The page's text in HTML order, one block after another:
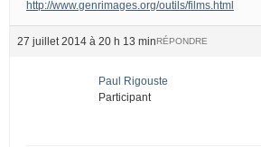
http://www.genrimages.org/outils/films.html
27 juillet 2014 à 20 h 13 minRÉPONDRE
Paul Rigouste
Participant